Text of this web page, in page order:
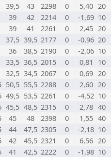
39,5 43 2298 0 5,40 20
39 42 2214 0 -1,69 10
39 41 2261 0 2,45 20
37,5 39,5 2177 0 -0,96 20
36 38,5 2190 0 -2,06 10
33,5 36,5 2015 0 0,81 10
32,5 34,5 2067 0 0,69 20
50,5 55,5 2288 0 2,60 20
49,5 53,5 2261 0 -4,52 10
45,5 48,5 2315 0 2,78 40
45 48 2398 0 1,55 40
44 47,5 2305 0 -2,18 10
42 45,5 2321 0 6,56 20
41 42,5 2222 0 -1,98 10